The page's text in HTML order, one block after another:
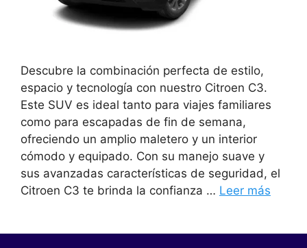
Descubre la combinación perfecta de estilo,
espacio y tecnología con nuestro Citroen C3.
Este SUV es ideal tanto para viajes familiares
como para escapadas de fin de semana,
ofreciendo un amplio maletero y un interior
cómodo y equipado. Con su manejo suave y
sus avanzadas características de seguridad, el
Citroen C3 te brinda la confianza … Leer más